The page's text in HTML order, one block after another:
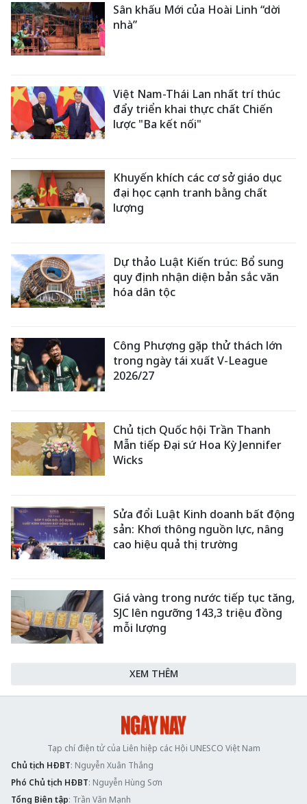
Sân khấu Mới của Hoài Linh “dời
nhà”
Việt Nam-Thái Lan nhất trí thúc
đẩy triển khai thực chất Chiến
lược "Ba kết nối"
Khuyến khích các cơ sở giáo dục
đại học cạnh tranh bằng chất
lượng
Dự thảo Luật Kiến trúc: Bổ sung
quy định nhận diện bản sắc văn
hóa dân tộc
Công Phượng gặp thử thách lớn
trong ngày tái xuất V-League
2026/27
Chủ tịch Quốc hội Trần Thanh
Mẫn tiếp Đại sứ Hoa Kỳ Jennifer
Wicks
Sửa đổi Luật Kinh doanh bất động
sản: Khơi thông nguồn lực, nâng
cao hiệu quả thị trường
Giá vàng trong nước tiếp tục tăng,
SJC lên ngưỡng 143,3 triệu đồng
mỗi lượng
XEM THÊM
Tạp chí điện tử của Liên hiệp các Hội UNESCO Việt Nam
Chủ tịch HĐBT: Nguyễn Xuân Thắng
Phó Chủ tịch HĐBT: Nguyễn Hùng Sơn
Tổng Biên tập: Trần Văn Mạnh